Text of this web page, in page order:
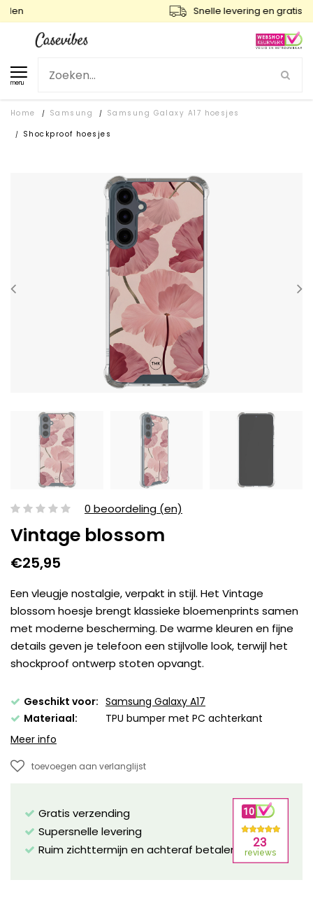
Snelle levering en gratis ruilen
menu
Home / Samsung / Samsung Galaxy A17 hoesjes
/ Shockproof hoesjes
0 beoordeling (en)
Vintage blossom
€25,95
Een vleugje nostalgie, verpakt in stijl. Het Vintage
blossom hoesje brengt klassieke bloemenprints samen
met moderne bescherming. De warme kleuren en fijne
details geven je telefoon een stijlvolle look, terwijl het
shockproof ontwerp stoten opvangt.
Geschikt voor: Samsung Galaxy A17
Materiaal:
TPU bumper met PC achterkant
Meer info
toevoegen aan verlanglijst
Gratis verzending
Supersnelle levering
Ruim zichttermijn en achteraf betalen mogelijk!